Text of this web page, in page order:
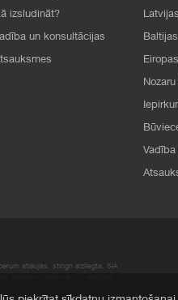
izsludināt?
un konsultācijas
atļaujas, stingri aizliegta. SIA